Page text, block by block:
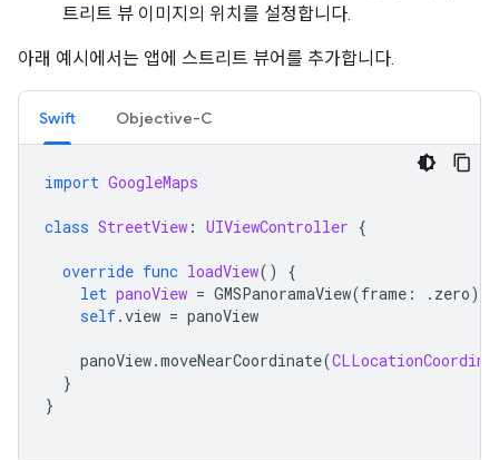
트리트 뷰 이미지의 위치를 설정합니다.
아래 예시에서는 앱에 스트리트 뷰어를 추가합니다.
Swift Objective-C
import GoogleMaps
class StreetView : UIViewController {
override func loadView()
{
let panoView = GMSPanoramaView(frame : . zero)
self.view = panoView
panoView.moveNearCoordinate(
}
}